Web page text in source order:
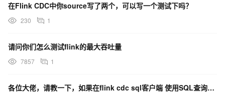
在Flink CDC中你source写了两个，可以写一个测试下吗？
230 1
请问你们怎么测试flink的最大吞吐量
7857 1
各位大佬，请教一下，如果在flink cdc sql客户端 使用SQL查询表，怎么能记录原系统的数据